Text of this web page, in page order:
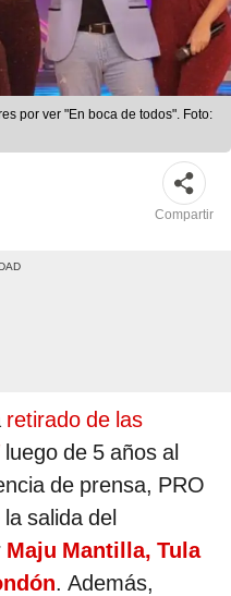
por ver "En boca de todos". Foto:
Compartir
retirado de las
luego de 5 años al
de prensa, PRO
salida del
Maju Mantilla, Tula
. Además,